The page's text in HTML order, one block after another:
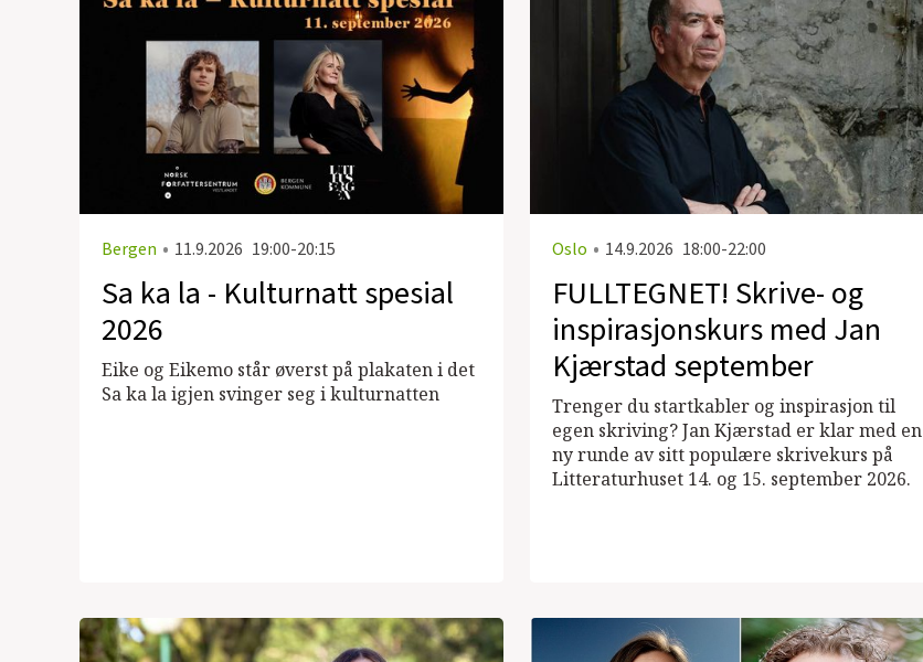
Bergen • 11.9.2026 19:00-20:15
Sa ka la - Kulturnatt spesial
2026
Eike og Eikemo står øverst på plakaten i det
Sa ka la igjen svinger seg i kulturnatten
Oslo • 14.9.2026 18:00-22:00
FULLTEGNET! Skrive- og
inspirasjonskurs med Jan
Kjærstad september
Trenger du startkabler og inspirasjon til
egen skriving? Jan Kjærstad er klar med en
ny runde av sitt populære skrivekurs på
Litteraturhuset 14. og 15. september 2026.